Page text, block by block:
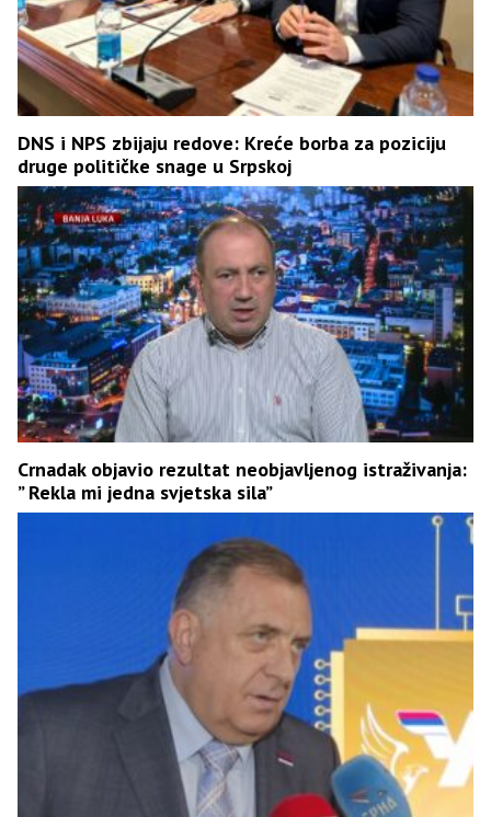
DNS i NPS zbijaju redove: Kreće borba za poziciju
druge političke snage u Srpskoj
Crnadak objavio rezultat neobjavljenog istraživanja:
” Rekla mi jedna svjetska sila”